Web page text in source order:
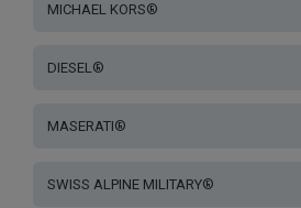
MICHAEL KORS®
DIESEL®
MASERATI®
SWISS ALPINE MILITARY®